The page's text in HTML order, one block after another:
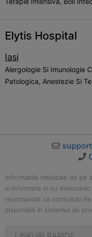
Elytis Hospital
Iasi
Alergologie Si Imunologie
Patologica, Anestezie Si
Informatiile medicale de pe
si informare si nu
recomandat sa consultati
disponibili in sistemul de